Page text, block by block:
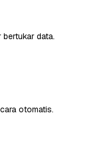
data.
otomatis.